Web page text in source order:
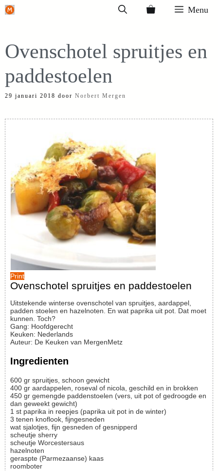
Ga
inhoud
Menu
Ovenschotel spruitjes en
paddestoelen
29 januari 2018 door Norbert Mergen
Print
Ovenschotel spruitjes en paddestoelen
Uitstekende winterse ovenschotel van spruitjes, aardappel,
padden stoelen en hazelnoten. En wat paprika uit pot. Dat moet
kunnen. Toch?
Gang: Hoofdgerecht
Keuken: Nederlands
Auteur: De Keuken van MergenMetz
Ingredienten
600 gr spruitjes, schoon gewicht
400 gr aardappelen, roseval of nicola, geschild en in brokken
450 gr gemengde paddenstoelen (vers, uit pot of gedroogde en
dan geweekt gewicht)
1 st paprika in reepjes (paprika uit pot in de winter)
3 tenen knoflook, fijngesneden
wat sjalotjes, fijn gesneden of gesnipperd
scheutje sherry
scheutje Worcestersaus
hazelnoten
geraspte (Parmezaanse) kaas
roomboter